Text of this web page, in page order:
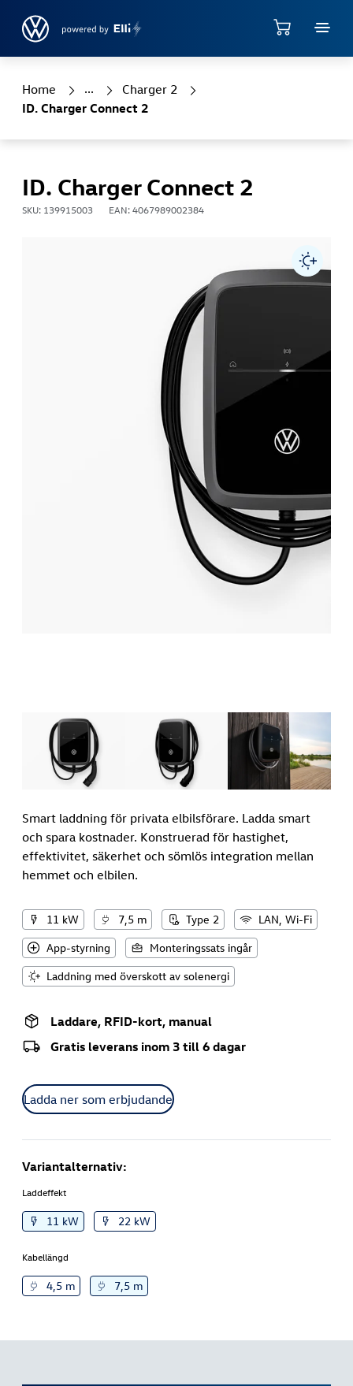
Home Shop Charger 2
ID. Charger Connect 2
ID. Charger Connect 2
SKU: 139915003 EAN: 4067989002384
Smart laddning för privata elbilsförare. Ladda smart
och spara kostnader. Konstruerad för hastighet,
effektivitet, säkerhet och sömlös integration mellan
hemmet och elbilen.
11 kW 7,5 m Type 2
LAN, Wi-Fi
App-styrning
Monteringssats ingår
Laddning med överskott av solenergi
Laddare, RFID-kort, manual
Gratis leverans inom 3 till 6 dagar
Ladda ner som erbjudande
Variantalternativ:
Laddeffekt
11 kW 22 kW
Kabellängd
4,5 m 7,5 m